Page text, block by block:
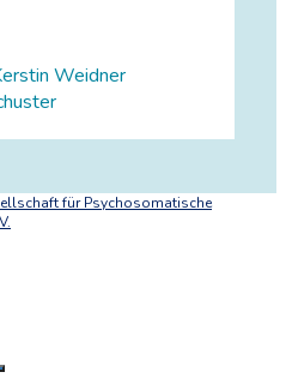
Kerstin Weidner
für Psychosomatische